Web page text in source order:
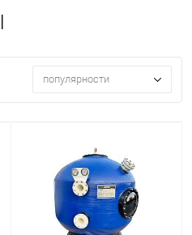
популярности